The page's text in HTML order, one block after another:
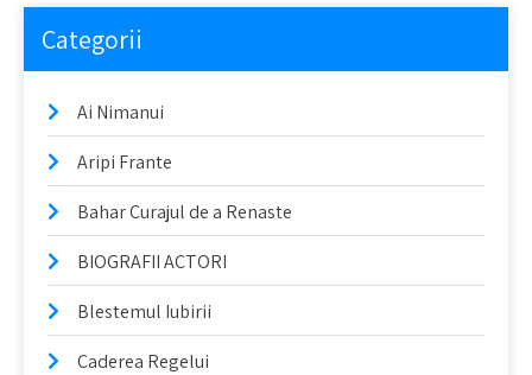
Categorii
Ai Nimanui
Aripi Frante
Bahar Curajul de a Renaste
BIOGRAFII ACTORI
Blestemul Iubirii
Caderea Regelui